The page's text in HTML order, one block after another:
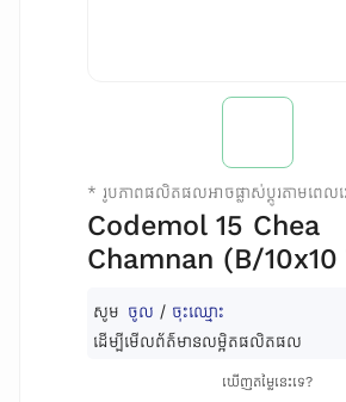
* រូបភាពផលិតផលអាចផ្លាស់ប្តូរតាមពេលវ
Codemol 15 Chea
Chamnan (B/10x10
សូម ចូល / ចុះឈ្មោះ
ដើម្បីមើលព័ត៌មានលម្អិតផលិតផល
ឃើញតម្លៃនេះទេ?